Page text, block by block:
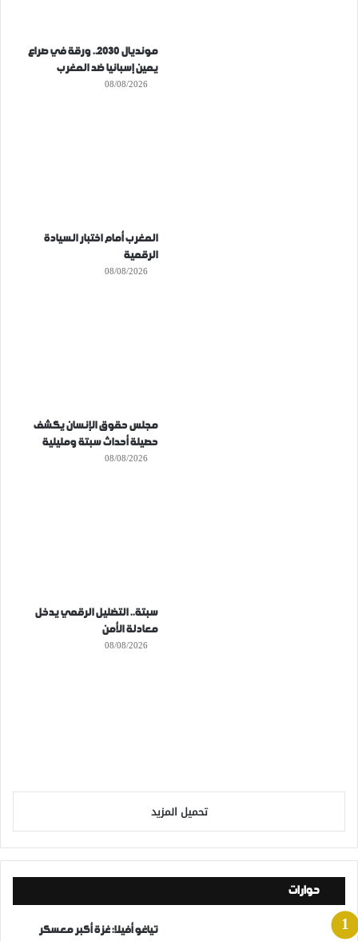
مونديال 2030.. ورقة في صراع
يمين إسبانيا ضد المغرب
08/08/2026
المغرب أمام اختبار السيادة
الرقمية
08/08/2026
مجلس حقوق الإنسان يكشف
حصيلة أحداث سبتة ومليلية
08/08/2026
سبتة.. التضليل الرقمي يدخل
معادلة الأمن
08/08/2026
تحميل المزيد
حوارات
تياغو أفيلا: غزة أكبر معسكر